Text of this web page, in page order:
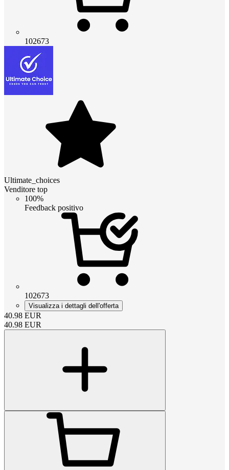
102673
Ultimate_choices
Venditore top
100%
Feedback positivo
102673
Visualizza i dettagli dell'offerta
40.98 EUR
40.98 EUR